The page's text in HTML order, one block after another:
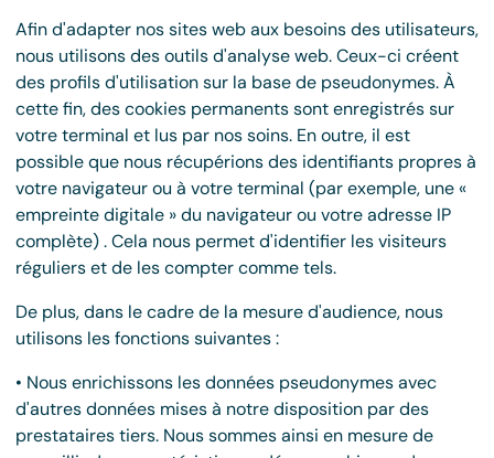
Afin d'adapter nos sites web aux besoins des utilisateurs,
nous utilisons des outils d'analyse web. Ceux-ci créent
des profils d'utilisation sur la base de pseudonymes. À
cette fin, des cookies permanents sont enregistrés sur
votre terminal et lus par nos soins. En outre, il est
possible que nous récupérions des identifiants propres à
votre navigateur ou à votre terminal (par exemple, une «
empreinte digitale » du navigateur ou votre adresse IP
complète) . Cela nous permet d'identifier les visiteurs
réguliers et de les compter comme tels.
De plus, dans le cadre de la mesure d'audience, nous
utilisons les fonctions suivantes :
• Nous enrichissons les données pseudonymes avec
d'autres données mises à notre disposition par des
prestataires tiers. Nous sommes ainsi en mesure de